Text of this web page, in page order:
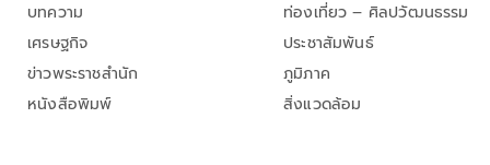
บทความ
เศรษฐกิจ
ข่าวพระราชสำนัก
หนังสือพิมพ์
ท่องเที่ยว – ศิลปวัฒนธรรม
ประชาสัมพันธ์
ภูมิภาค
สิ่งแวดล้อม